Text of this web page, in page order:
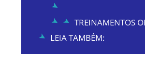
TREINAMENTOS
LEIA TAMBÉM: